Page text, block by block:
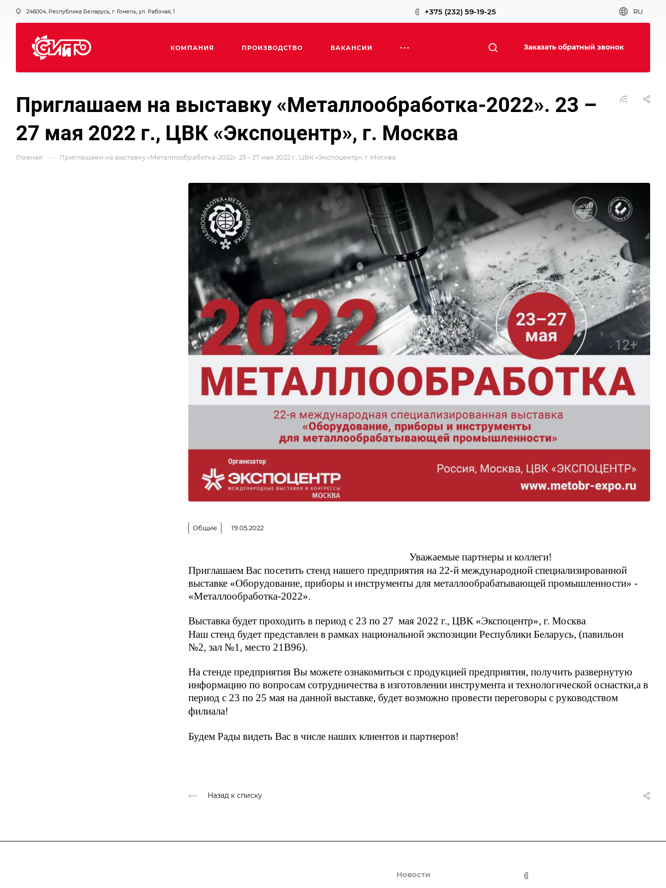
246004, Республика Беларусь, г. Гомель, ул. Рабочая, 1 +375 (232) 59-19-25 RU
КОМПАНИЯ ПРОИЗВОДСТВО ВАКАНСИИ Заказать обратный звонок
Приглашаем на выставку «Металлообработка-2022». 23 –
27 мая 2022 г., ЦВК «Экспоцентр», г. Москва
Главная — Приглашаем на выставку «Металлообработка-2022». 23 – 27 мая 2022 г., ЦВК «Экспоцентр», г. Москва
Общие 19.05.2022
Уважаемые партнеры и коллеги!
Приглашаем Вас посетить стенд нашего предприятия на 22-й международной специализированной
выставке «Оборудование, приборы и инструменты для металлообрабатывающей промышленности» -
«Металлообработка-2022».
Выставка будет проходить в период с 23 по 27 мая 2022 г., ЦВК «Экспоцентр», г. Москва
Наш стенд будет представлен в рамках национальной экспозиции Республики Беларусь, (павильон
№2, зал №1, место 21В96).
На стенде предприятия Вы можете ознакомиться с продукцией предприятия, получить развернутую
информацию по вопросам сотрудничества в изготовлении инструмента и технологической оснастки,а в
период с 23 по 25 мая на данной выставке, будет возможно провести переговоры с руководством
филиала!
Будем Рады видеть Вас в числе наших клиентов и партнеров!
Назад к списку
Новости